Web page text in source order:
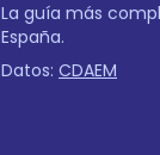
La guía más
España.
Datos: CDAEM